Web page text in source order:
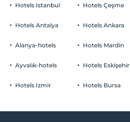
Hotels Istanbul
Hotels Antalya
Alanya-hotels
Ayvalık-hotels
Hotels Izmir
Hotels Çeşme
Hotels Ankara
Hotels Mardin
Hotels Eskişehir
Hotels Bursa